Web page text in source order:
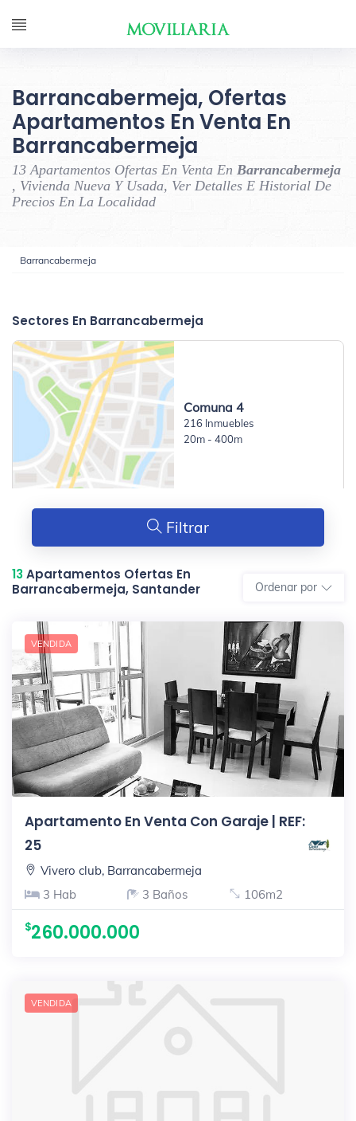
Barrancabermeja, Ofertas
Apartamentos En Venta En
Barrancabermeja
13 Apartamentos Ofertas En Venta En Barrancabermeja
, Vivienda Nueva Y Usada, Ver Detalles E Historial De
Precios En La Localidad
Barrancabermeja
Sectores En Barrancabermeja
Comuna 4
216 Inmuebles
20m - 400m
Filtrar
13Apartamentos Ofertas En
Barrancabermeja, Santander
Ordenar por
VENDIDA
Apartamento En Venta Con Garaje | REF:
25
Vivero club, Barrancabermeja
3 Hab
3 Baños 106m2
260.000.000
VENDIDA